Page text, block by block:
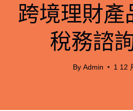
跨境理財產
稅務諮
By Admin 1 12